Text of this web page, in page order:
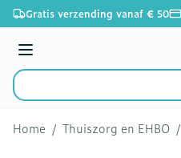
Ga naar de inhoud
Gratis verzending vanaf € 50
Menu
Product, merk, categorie...
Home / Thuiszorg en EHBO /